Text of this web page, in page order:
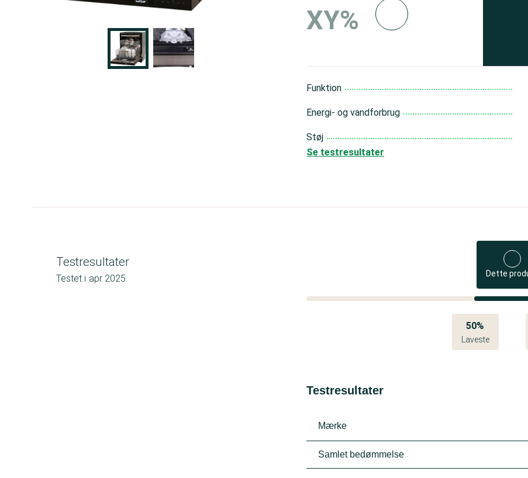
XY%
Funktion
Energi- og vandforbrug
Støj
Se testresultater
Testresultater
Testet i apr 2025 Dette
50%
Laveste
Testresultater
Mærke
Samlet bedømmelse